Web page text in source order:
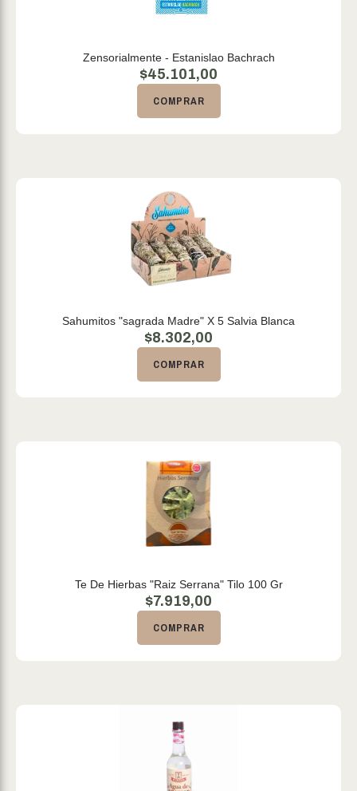
Zensorialmente - Estanislao Bachrach
$45.101,00
COMPRAR
Sahumitos "sagrada Madre" X 5 Salvia Blanca
$8.302,00
COMPRAR
Te De Hierbas "Raiz Serrana" Tilo 100 Gr
$7.919,00
COMPRAR